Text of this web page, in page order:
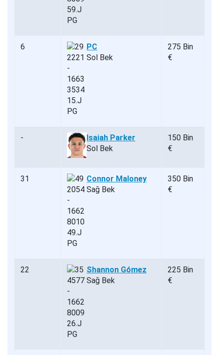
6
PC
Sol Bek
275 Bin
€
-
Isaiah Parker
Sol Bek
150 Bin
€
31
Connor Maloney
Sağ Bek
350 Bin
€
22
Shannon Gómez
Sağ Bek
225 Bin
€